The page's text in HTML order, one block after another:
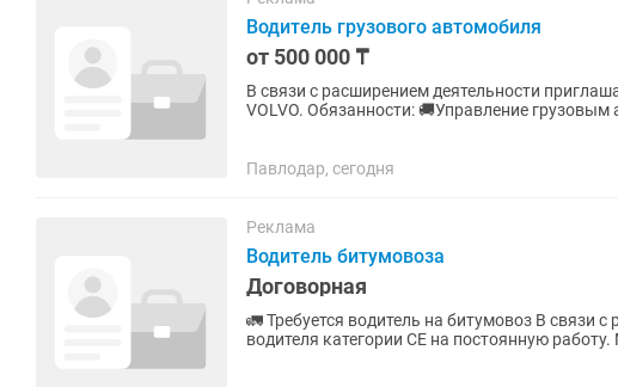
Водитель грузового автомобиля
от 500 000 ₸
В связи с расширением деятельности
VOLVO. Обязанности: 🚚Управление грузовым автомобилем VOLVO. 📍Выполнение рейсов по
Павлодар, сегодня
Реклама
Водитель битумовоза
Договорная
🚛 Требуется водитель на битумовоз В связи с расширением автопарка приглашаем опытного
водителя категории СЕ на постоянную работу. Мы предлагаем: ✅ достойную и своевременную